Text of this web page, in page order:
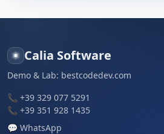
Calia Software
Demo & Lab: bestcodedev.com
📞 +39 329 077 5291
📞 +39 351 928 1435
💬 WhatsApp